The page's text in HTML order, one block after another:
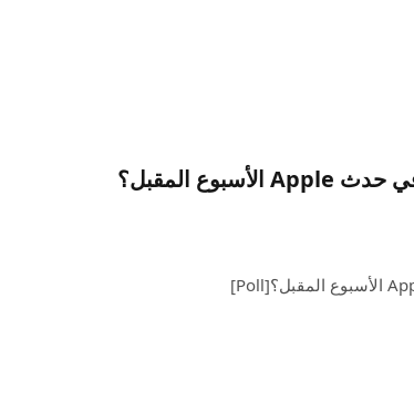
ما هو أكثر ما أنت متحمس لرؤيته في حدث Apple الأسبوع المقبل؟